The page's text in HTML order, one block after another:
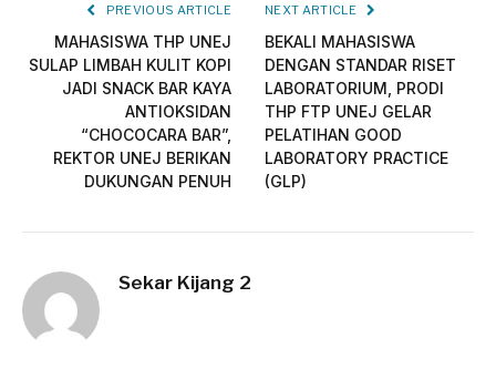
PREVIOUS ARTICLE
MAHASISWA THP UNEJ
SULAP LIMBAH KULIT KOPI
JADI SNACK BAR KAYA
ANTIOKSIDAN
“CHOCOCARA BAR”,
REKTOR UNEJ BERIKAN
DUKUNGAN PENUH
NEXT ARTICLE
BEKALI MAHASISWA
DENGAN STANDAR RISET
LABORATORIUM, PRODI
THP FTP UNEJ GELAR
PELATIHAN GOOD
LABORATORY PRACTICE
(GLP)
Sekar Kijang 2